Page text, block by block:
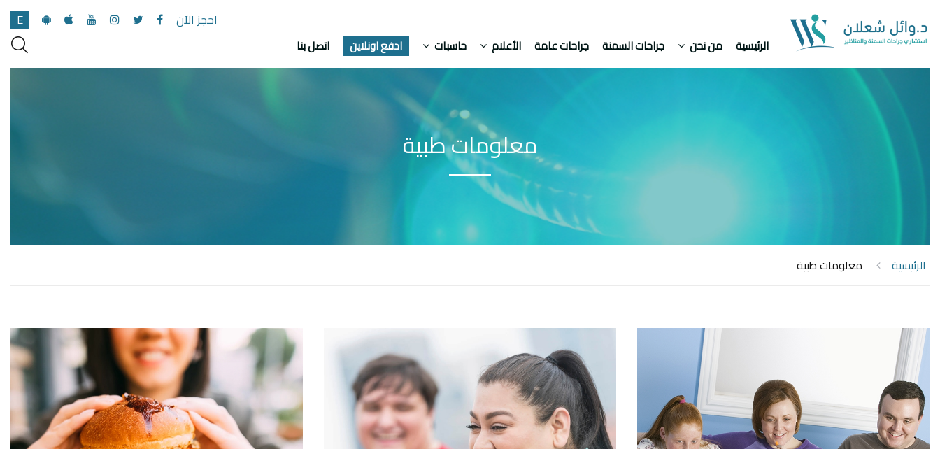
احجز الآن E
الرئيسية من نحن جراحات السمنة جراحات عامة الأعلام حاسبات ادفع اونلاين اتصل بنا
معلومات طبية
الرئيسية معلومات طبية